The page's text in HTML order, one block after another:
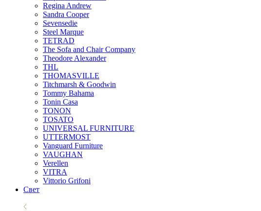
Regina Andrew
Sandra Cooper
Sevensedie
Steel Marque
TETRAD
The Sofa and Chair Company
Theodore Alexander
THL
THOMASVILLE
Titchmarsh & Goodwin
Tommy Bahama
Tonin Casa
TONON
TOSATO
UNIVERSAL FURNITURE
UTTERMOST
Vanguard Furniture
VAUGHAN
Verellen
VITRA
Vittorio Grifoni
Свет